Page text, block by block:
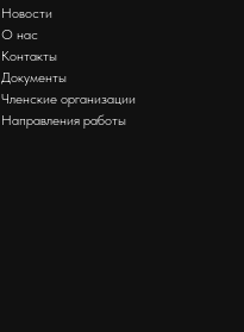
Новости
О нас
Контакты
Документы
Членские организации
Направления работы